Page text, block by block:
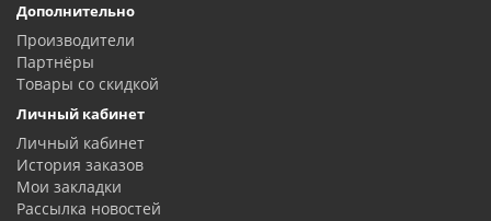
Дополнительно
Производители
Партнёры
Товары со скидкой
Личный кабинет
Личный кабинет
История заказов
Мои закладки
Рассылка новостей